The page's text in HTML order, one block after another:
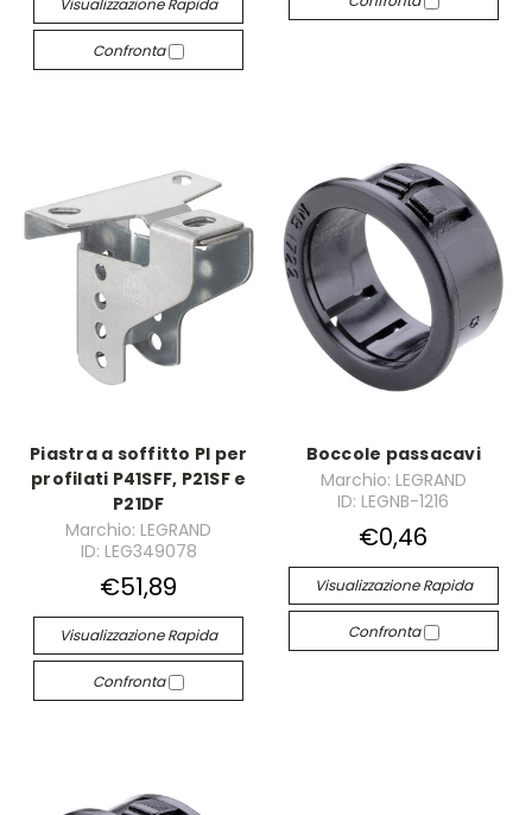
Visualizzazione Rapida
Confronta
Piastra a soffitto PI per
profilati P41SFF, P21SF e
P21DF
Marchio: LEGRAND
ID: LEG349078
€51,89
Visualizzazione Rapida
Confronta
Boccole passacavi
Marchio: LEGRAND
ID: LEGNB-1216
€0,46
Visualizzazione Rapida
Confronta